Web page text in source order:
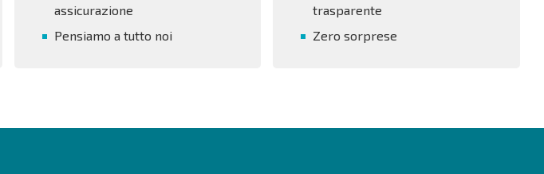
assicurazione
Pensiamo a tutto noi
trasparente
Zero sorprese